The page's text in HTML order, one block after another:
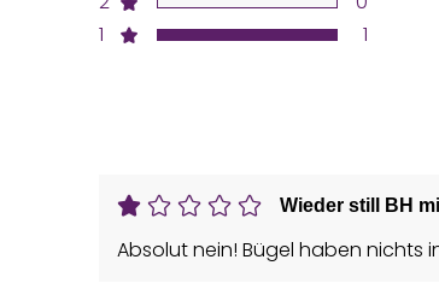
1
1
Wieder still BH
Absolut nein! Bügel haben nichts